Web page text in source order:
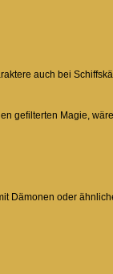
auch bei
gefilterten Magie,
Dämonen oder